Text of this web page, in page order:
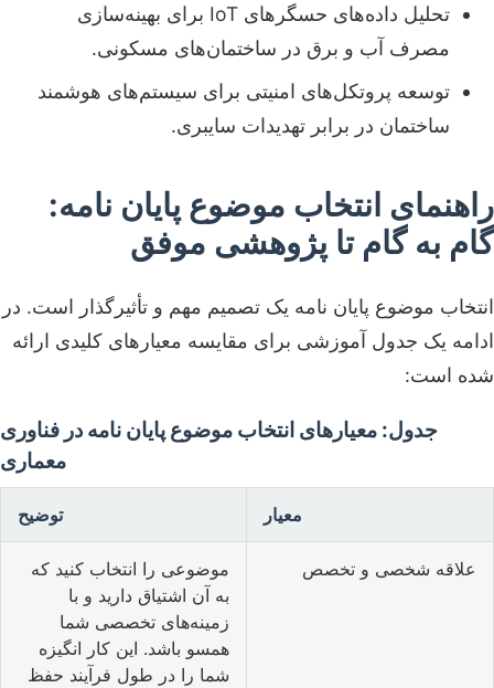
تحلیل داده‌های حسگرهای IoT برای بهینه‌سازی
مصرف آب و برق در ساختمان‌های مسکونی.
توسعه پروتکل‌های امنیتی برای سیستم‌های هوشمند
ساختمان در برابر تهدیدات سایبری.
راهنمای انتخاب موضوع پایان نامه:
گام به گام تا پژوهشی موفق
انتخاب موضوع پایان نامه یک تصمیم مهم و تأثیرگذار است. در
ادامه یک جدول آموزشی برای مقایسه معیارهای کلیدی ارائه
شده است:
جدول: معیارهای انتخاب موضوع پایان نامه در فناوری
معماری
معیار توضیح
علاقه شخصی و تخصص
موضوعی را انتخاب کنید که
به آن اشتیاق دارید و با
زمینه‌های تخصصی شما
همسو باشد. این کار انگیزه
شما را در طول فرآیند حفظ